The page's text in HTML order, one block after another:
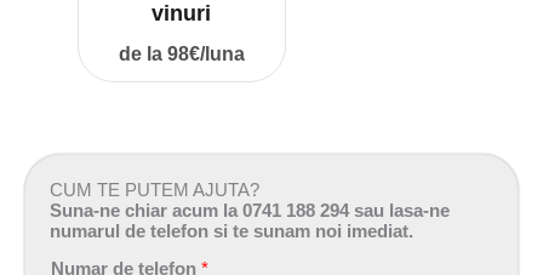
vinuri
de la 98€/luna
CUM TE PUTEM AJUTA?
Suna-ne chiar acum la 0741 188 294 sau lasa-ne
numarul de telefon si te sunam noi imediat.
Numar de telefon *